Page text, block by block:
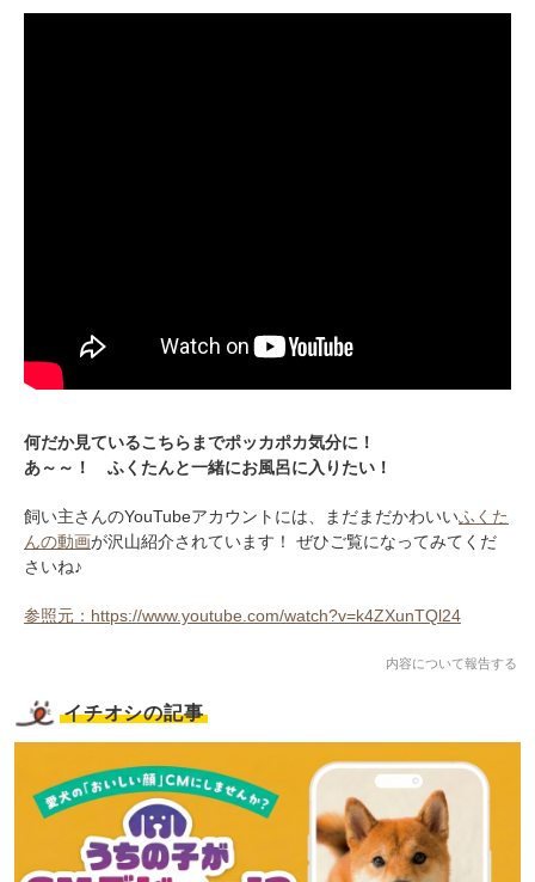
何だか見ているこちらまでポッカポカ気分に！
あ～～！ ふくたんと一緒にお風呂に入りたい！
飼い主さんのYouTubeアカウントには、まだまだかわいいふくた
んの動画が沢山紹介されています！ ぜひご覧になってみてくだ
さいね♪
参照元：https://www.youtube.com/watch?v=k4ZXunTQl24
内容について報告する
イチオシの記事